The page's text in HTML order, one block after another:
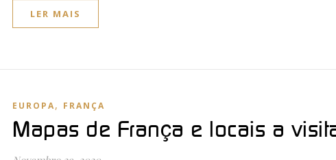
LER MAIS
EUROPA, FRANÇA
Mapas de França e locais a